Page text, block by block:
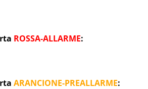
ROSSA-ALLARME:
ARANCIONE-PREALLARME: